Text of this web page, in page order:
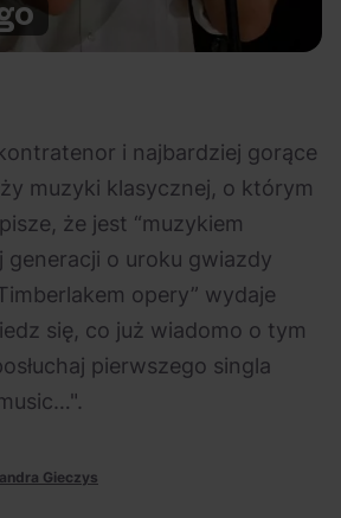
06.08.2026 eBilet Festiwal
Aplikacja
KAMAAAN nową
inicjatywą eBilet
jednoczącą fanów
i najbardziej gorące
muzyki klasycznej, o którym
że jest “muzykiem
o uroku gwiazdy
opery” wydaje
się, co już wiadomo o tym
pierwszego singla
Gieczys